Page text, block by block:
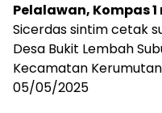
Pelalawan, Kompas 1
Sicerdas sintim cetak
Desa Bukit Lembah
Kecamatan
05/05/2025